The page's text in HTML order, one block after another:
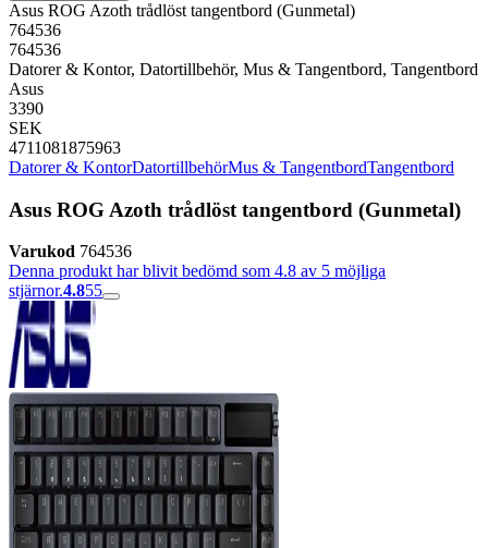
Asus ROG Azoth trådlöst tangentbord (Gunmetal)
764536
764536
Datorer & Kontor, Datortillbehör, Mus & Tangentbord, Tangentbord
Asus
3390
SEK
4711081875963
Datorer & KontorDatortillbehörMus & TangentbordTangentbord
Asus ROG Azoth trådlöst tangentbord (Gunmetal)
Varukod 764536
Denna produkt har blivit bedömd som 4.8 av 5 möjliga
stjärnor.4.855